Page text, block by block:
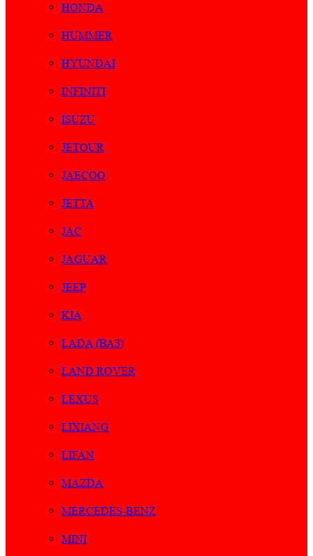
HONDA
HUMMER
HYUNDAI
INFINITI
ISUZU
JETOUR
JAECOO
JETTA
JAC
JAGUAR
JEEP
KIA
LADA (ВАЗ)
LAND ROVER
LEXUS
LIXIANG
LIFAN
MAZDA
MERCEDES-BENZ
MINI